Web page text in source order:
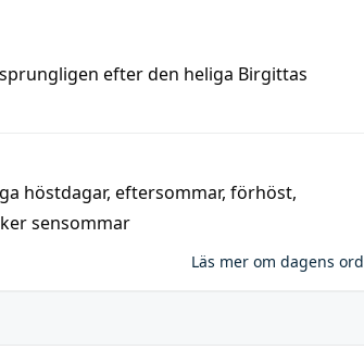
efter den heliga Birgittas
höstdagar, eftersommar, förhöst,
sensommar
Läs mer om dagens ord